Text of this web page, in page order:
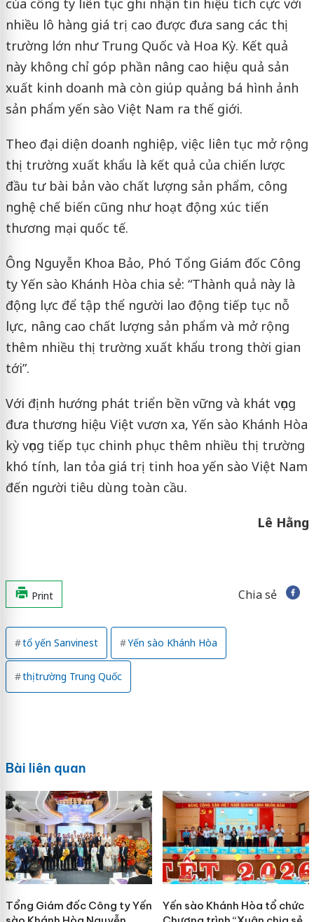
của công ty liên tục ghi nhận tín hiệu tích cực với
nhiều lô hàng giá trị cao được đưa sang các thị
trường lớn như Trung Quốc và Hoa Kỳ. Kết quả
này không chỉ góp phần nâng cao hiệu quả sản
xuất kinh doanh mà còn giúp quảng bá hình ảnh
sản phẩm yến sào Việt Nam ra thế giới.
Theo đại diện doanh nghiệp, việc liên tục mở rộng
thị trường xuất khẩu là kết quả của chiến lược
đầu tư bài bản vào chất lượng sản phẩm, công
nghệ chế biến cũng như hoạt động xúc tiến
thương mại quốc tế.
Ông Nguyễn Khoa Bảo, Phó Tổng Giám đốc Công
ty Yến sào Khánh Hòa chia sẻ: “Thành quả này là
động lực để tập thể người lao động tiếp tục nỗ
lực, nâng cao chất lượng sản phẩm và mở rộng
thêm nhiều thị trường xuất khẩu trong thời gian
tới”.
Với định hướng phát triển bền vững và khát vọng
đưa thương hiệu Việt vươn xa, Yến sào Khánh Hòa
kỳ vọng tiếp tục chinh phục thêm nhiều thị trường
khó tính, lan tỏa giá trị tinh hoa yến sào Việt Nam
đến người tiêu dùng toàn cầu.
Lê Hằng
Print Chia sẻ
tổ yến Sanvinest Yến sào Khánh Hòa
thị trường Trung Quốc
Bài liên quan
Tổng Giám đốc Công ty Yến
Yến sào Khánh Hòa tổ chức